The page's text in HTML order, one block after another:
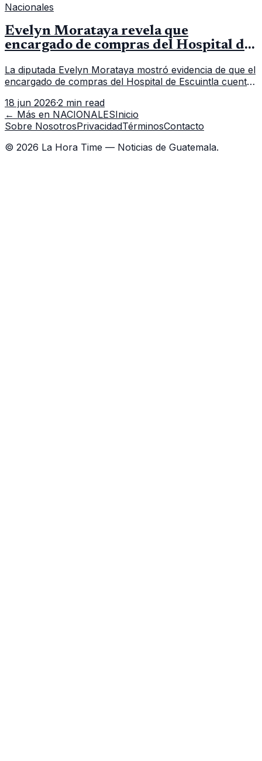
Nacionales
Evelyn Morataya revela que
encargado de compras del Hospital de
La diputada Evelyn Morataya mostró evidencia de que el
encargado de compras del Hospital de Escuintla cuenta
capacitación en la capital.
18 jun 2026·2 min read
← Más en NACIONALESInicio
Sobre NosotrosPrivacidadTérminosContacto
© 2026 La Hora Time — Noticias de Guatemala.